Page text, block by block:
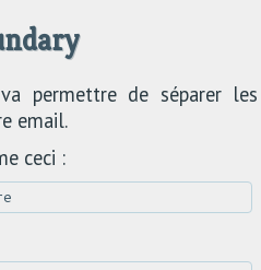
permettre de séparer les
email.
ceci :